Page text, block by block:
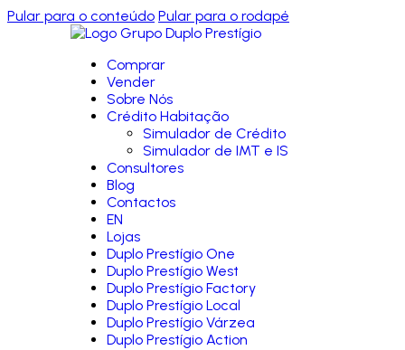
Pular para o conteúdo Pular para o rodapé
Comprar
Vender
Sobre Nós
Crédito Habitação
Simulador de Crédito
Simulador de IMT e IS
Consultores
Blog
Contactos
EN
Lojas
Duplo Prestígio One
Duplo Prestígio West
Duplo Prestígio Factory
Duplo Prestígio Local
Duplo Prestígio Várzea
Duplo Prestígio Action